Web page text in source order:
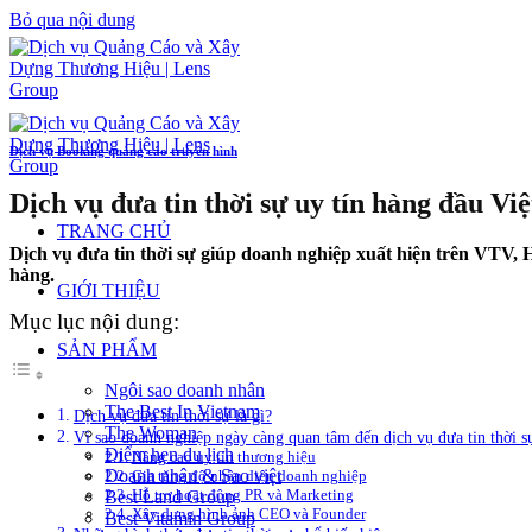
Bỏ qua nội dung
TRANG CHỦ
GIỚI THIỆU
SẢN PHẨM
Ngôi sao doanh nhân
The Best In Vietnam
The Woman
Điểm hẹn du lịch
Doanh nhân & Sao việt
Best Land Group
Best Vitamin Group
Dịch vụ Booking quảng cáo truyền hình
Dịch vụ đưa tin thời sự uy tín hàng đầu
Dịch vụ đưa tin thời sự giúp doanh nghiệp xuất hiện trên VTV,
hàng.
Mục lục nội dung:
Dịch vụ đưa tin thời sự là gì?
Vì sao doanh nghiệp ngày càng quan tâm đến dịch vụ đưa tin thời
Nâng cao uy tín thương hiệu
Gia tăng độ nhận diện doanh nghiệp
Hỗ trợ hoạt động PR và Marketing
Xây dựng hình ảnh CEO và Founder